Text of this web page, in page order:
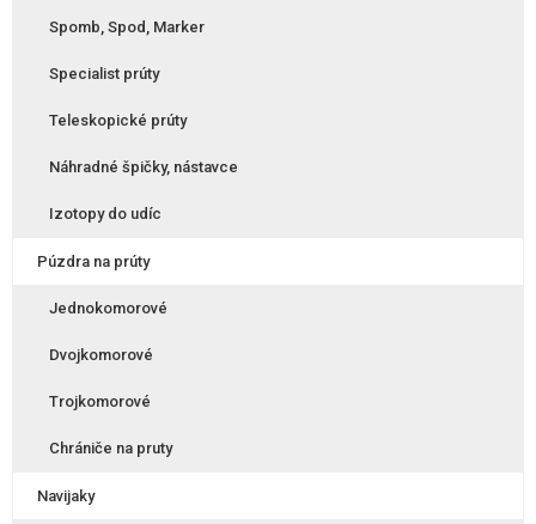
Spomb, Spod, Marker
Specialist prúty
Teleskopické prúty
Náhradné špičky, nástavce
Izotopy do udíc
Púzdra na prúty
Jednokomorové
Dvojkomorové
Trojkomorové
Chrániče na pruty
Navijaky